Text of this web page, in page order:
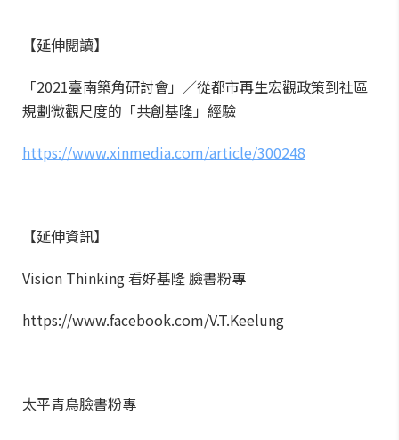
【延伸閱讀】
「2021臺南築角研討會」／從都市再生宏觀政策到社區
規劃微觀尺度的「共創基隆」經驗
https://www.xinmedia.com/article/300248
【延伸資訊】
Vision Thinking 看好基隆 臉書粉專
https://www.facebook.com/V.T.Keelung
太平青鳥臉書粉專